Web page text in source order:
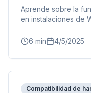
compatibles?
Aprende sobre la
en instalaciones de
instalan
6 min 4/5/2025
Compatibilidad de